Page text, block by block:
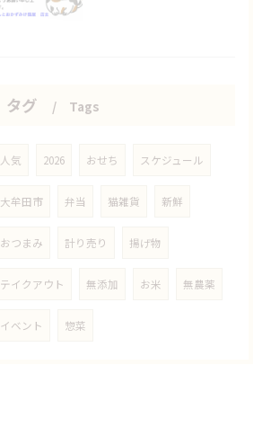
タグ Tags
人気 2026 おせち スケジュール
大牟田市 弁当 猫雑貨 新鮮
おつまみ 計り売り 揚げ物
テイクアウト 無添加 お米 無農薬
イベント 惣菜